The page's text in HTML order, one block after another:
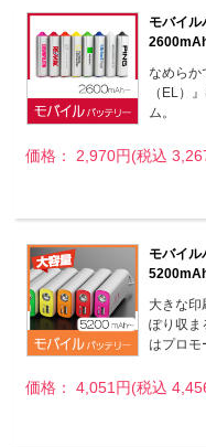
モバイ
なめらか
（EL）
ム。
価格： 2,970円(税込
モバイ
大きな印
ぽり収ま
はプロモ
価格： 4,051円(税込